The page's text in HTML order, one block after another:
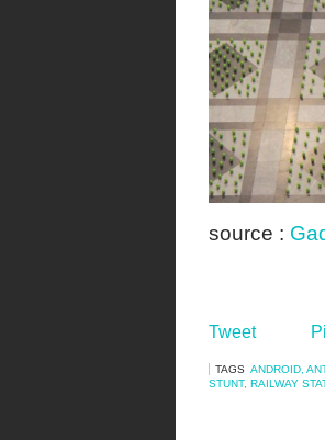
source :
Tweet
TAGS ANDROID,
STUNT, RAILWAY